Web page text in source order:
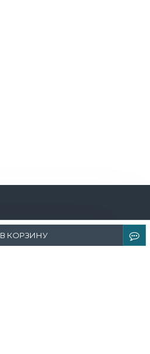
В КОРЗИНУ